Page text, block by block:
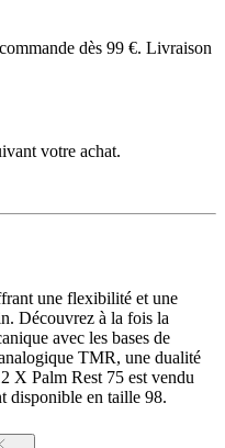
dès 99 €. Livraison
votre achat.
une flexibilité et une
Découvrez à la fois la
avec les bases de
TMR, une dualité
X Palm Rest 75 est vendu
disponible en taille 98.